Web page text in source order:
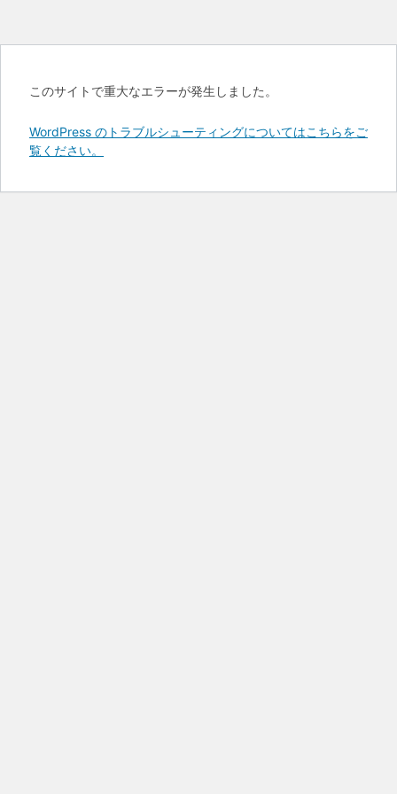
このサイトで重大なエラーが発生しました。
WordPress のトラブルシューティングについてはこちらをご
覧ください。